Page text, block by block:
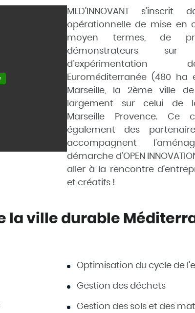
MED’INNOVANT
s’inscrit
opérationnelle de mise en
moyen termes, de
démonstrateurs
d’expérimentation
Euroméditerranée (480
Marseille, la 2ème ville
largement sur celui de
Marseille Provence. Ce
également des
accompagnent
démarche d’OPEN
aller à la rencontre
et créatifs !
la ville durable
Optimisation du cycle de
Gestion des déchets
Gestion des sols et des